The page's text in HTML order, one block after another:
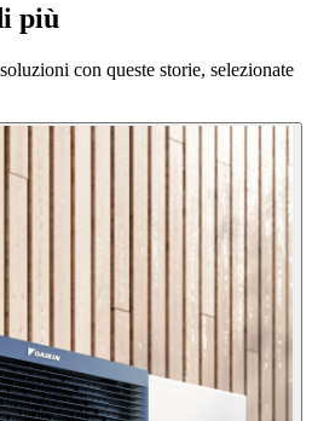
più
con queste storie, selezionate